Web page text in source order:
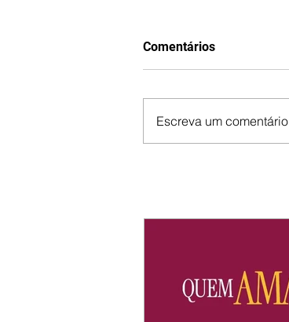
Comentários
Escreva um comentário